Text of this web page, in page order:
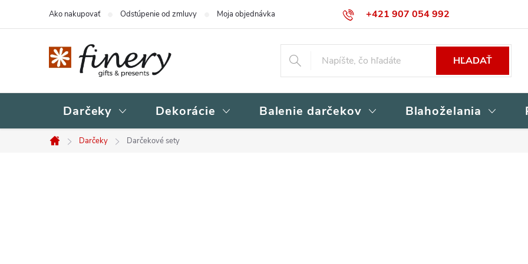
+421 907 054 992
Ako nakupovať Odstúpenie od zmluvy Moja objednávka Obchodné podmienky Podmienky ochrany
HĽADAŤ
Darčeky Dekorácie Balenie darčekov Blahoželania
Domov
Darčeky Darčekové sety